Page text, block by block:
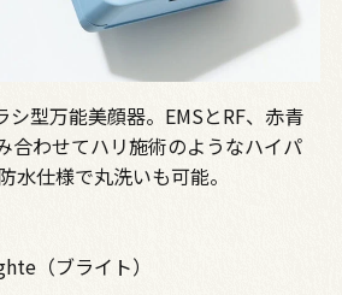
型万能美顔器。EMSとRF、赤青
合わせてハリ施術のようなハイパ
水仕様で丸洗いも可能。
（ブライト）